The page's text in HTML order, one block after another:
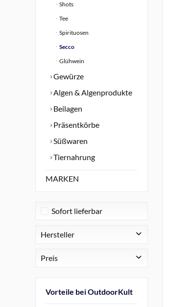
Shots
Tee
Spirituosen
Secco
Glühwein
Gewürze
Algen & Algenprodukte
Beilagen
Präsentkörbe
Süßwaren
Tiernahrung
MARKEN
Sofort lieferbar
Hersteller
Palio
Preis
von4,29 €bis49,99 €
Vorteile bei OutdoorKult